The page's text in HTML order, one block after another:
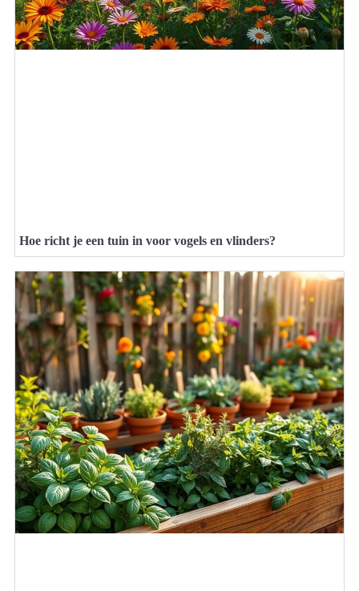
Hoe richt je een tuin in voor vogels en vlinders?